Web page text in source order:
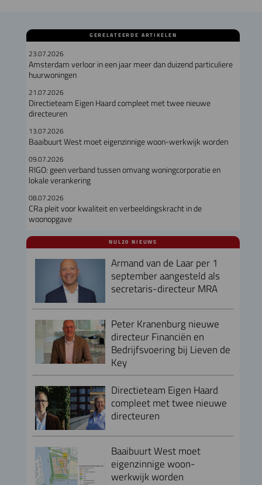
GERELATEERDE ARTIKELEN
23.07.2026
Amsterdam verloor in een jaar meer dan duizend particuliere
huurwoningen
21.07.2026
Directieteam Eigen Haard compleet met twee nieuwe
directeuren
13.07.2026
Baaibuurt West moet eigenzinnige woon-werkwijk worden
09.07.2026
RIGO: geen verband tussen omvang woningcorporatie en
lokale verankering
08.07.2026
CRa pleit voor kwaliteit en verbeeldingskracht in de
woonopgave
NUL20 NIEUWS
Armand van de Laar per 1
september aangesteld als
secretaris-directeur MRA
Peter Kranenburg nieuwe
directeur Financiën en
Bedrijfsvoering bij Lieven de
Key
Directieteam Eigen Haard
compleet met twee nieuwe
directeuren
Baaibuurt West moet
eigenzinnige woon-
werkwijk worden